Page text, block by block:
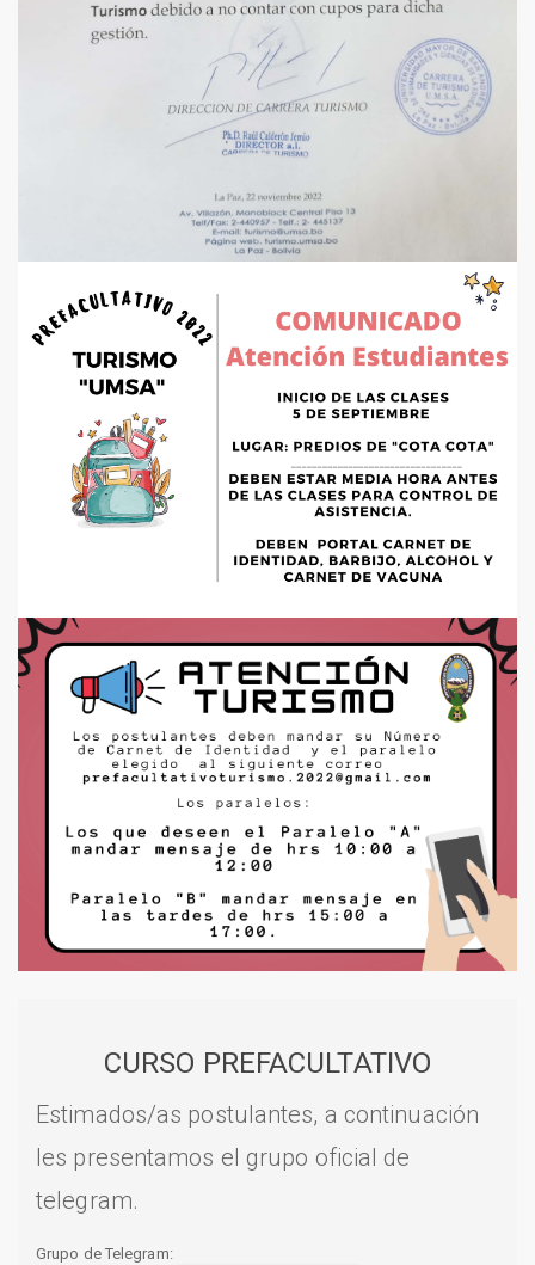
CURSO PREFACULTATIVO
Estimados/as postulantes, a continuación
les presentamos el grupo oficial de
telegram.
Grupo de Telegram: